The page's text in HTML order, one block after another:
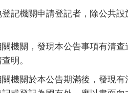
記機關申請登記者，除公共
機關，發現本公告事項有清查
明。
機關於本公告期滿後，發現